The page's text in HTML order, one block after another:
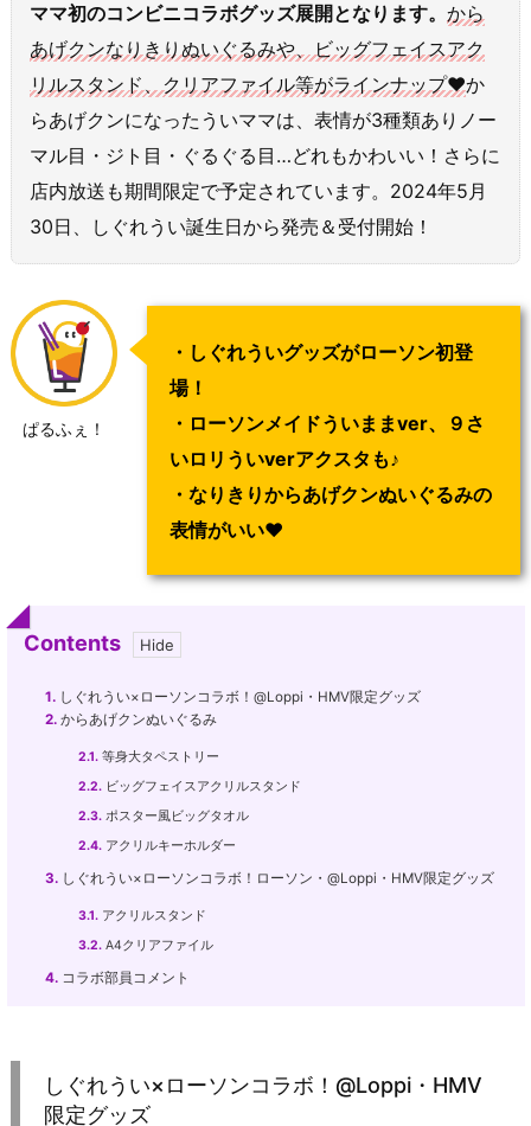
ママ初のコンビニコラボグッズ展開となります。 から
あげクンなりきりぬいぐるみや、ビッグフェイスアク
リルスタンド、クリアファイル等がラインナップ♥か
らあげクンになったういママは、表情が3種類ありノー
マル目・ジト目・ぐるぐる目…どれもかわいい！さらに
店内放送も期間限定で予定されています。2024年5月
30日、しぐれうい誕生日から発売＆受付開始！
ぱるふぇ！
・しぐれういグッズがローソン初登
場！
・ローソンメイドういままver、９さ
いロリういverアクスタも♪
・なりきりからあげクンぬいぐるみの
表情がいい♥
Contents
1.しぐれうい×ローソンコラボ！@Loppi・HMV限定グッズ
2.からあげクンぬいぐるみ
2.1.等身大タペストリー
2.2.ビッグフェイスアクリルスタンド
2.3.ポスター風ビッグタオル
2.4.アクリルキーホルダー
3.しぐれうい×ローソンコラボ！ローソン・@Loppi・HMV限定グッズ
3.1.アクリルスタンド
3.2.A4クリアファイル
4.コラボ部員コメント
しぐれうい×ローソンコラボ！@Loppi・HMV
限定グッズ